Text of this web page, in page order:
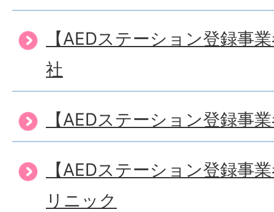
【AEDステーション登録事
社
【AEDステーション登録事
【AEDステーション登録事
リニック